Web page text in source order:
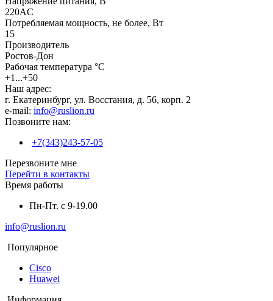
220AC
Потребляемая мощность, не более, Вт
15
Производитель
Ростов-Дон
Рабочая температура °C
+1...+50
Наш адрес:
г. Екатеринбург, ул. Восстания, д. 56, корп. 2
e-mail: info@ruslion.ru
Позвоните нам:
+7(343)243-57-05
Перезвоните мне
Перейти в контакты
Время работы
Пн-Пт. с 9-19.00
info@ruslion.ru
Популярное
Cisco
Huawei